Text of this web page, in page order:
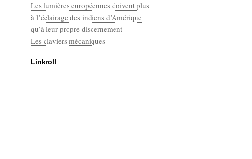
Les lumières européennes doivent plus
à l’éclairage des indiens d’Amérique
qu’à leur propre discernement
Les claviers mécaniques
Linkroll